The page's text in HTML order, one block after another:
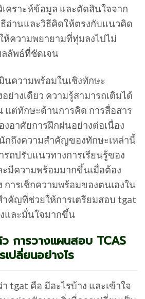
คราะห์ข้อมูล และตัดสินใจจาก
ธีอ่านและวิธีคิดให้ตรงกับแนวคิด
ห้ความพยายามที่ทุ่มลงไปไม่
ลัพธ์ที่ชัดเจน
นความพร้อมในเชิงทักษะ
ย่างเดียว ความรู้สามารถเติมได้
แต่ทักษะด้านการคิด การสื่อสาร
งอาศัยการฝึกฝนอย่างต่อเนื่อง
กถึงความสำคัญของทักษะเหล่านี้
รถปรับแนวทางการเรียนรู้ของ
ะมีความพร้อมมากขึ้นเมื่อต้อง
ารเช็กความพร้อมของตนเองใน
ำคัญที่ช่วยให้การเตรียมสอบ tgat
และมั่นใจมากขึ้น
ว การวางแผนสอบ TCAS
เปลี่ยนอย่างไร
tgat คือ มีอะไรบ้าง และเข้าใจ